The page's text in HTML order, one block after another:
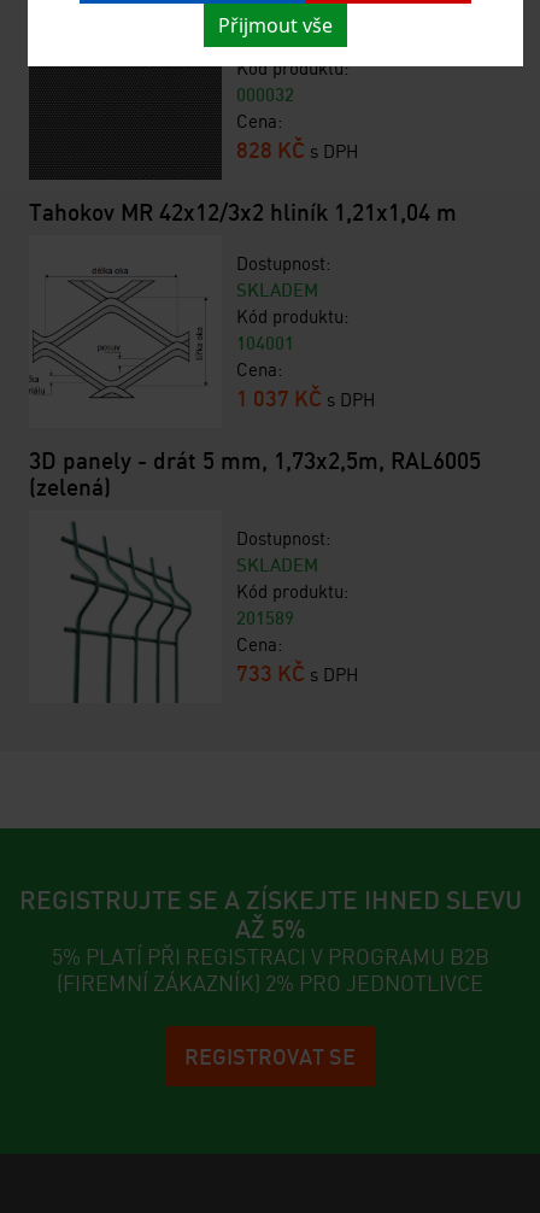
Přijmout vše
Dostupnost:
SKLADEM
Kód produktu:
000032
Cena:
828 KČ s DPH
Tahokov MR 42x12/3x2 hliník 1,21x1,04 m
Dostupnost:
SKLADEM
Kód produktu:
104001
Cena:
1 037 KČ s DPH
3D panely - drát 5 mm, 1,73x2,5m, RAL6005
(zelená)
Dostupnost:
SKLADEM
Kód produktu:
201589
Cena:
733 KČ s DPH
REGISTRUJTE SE A ZÍSKEJTE IHNED SLEVU
AŽ 5%
5% PLATÍ PŘI REGISTRACI V PROGRAMU B2B
(FIREMNÍ ZÁKAZNÍK) 2% PRO JEDNOTLIVCE
REGISTROVAT SE